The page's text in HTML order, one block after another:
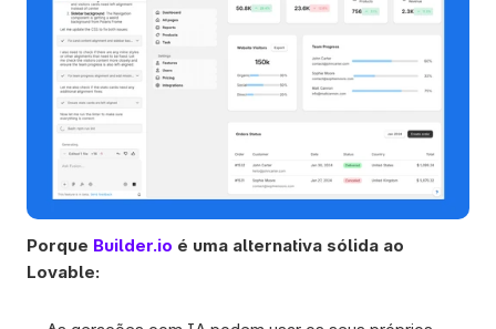
Porque Builder.io é uma alternativa sólida ao
Lovable: